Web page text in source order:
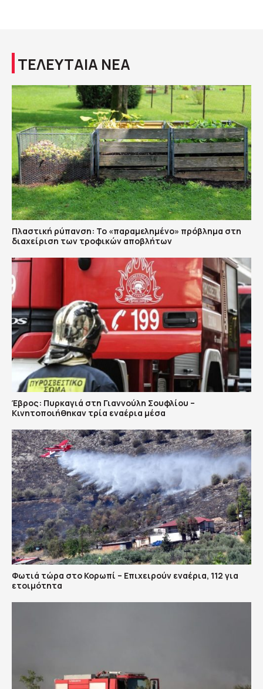
ΤΕΛΕΥΤΑΙΑ ΝΕΑ
Πλαστική ρύπανση: Το «παραμελημένο» πρόβλημα στη
διαχείριση των τροφικών αποβλήτων
Έβρος: Πυρκαγιά στη Γιαννούλη Σουφλίου –
Κινητοποιήθηκαν τρία εναέρια μέσα
Φωτιά τώρα στο Κορωπί – Επιχειρούν εναέρια, 112 για
ετοιμότητα